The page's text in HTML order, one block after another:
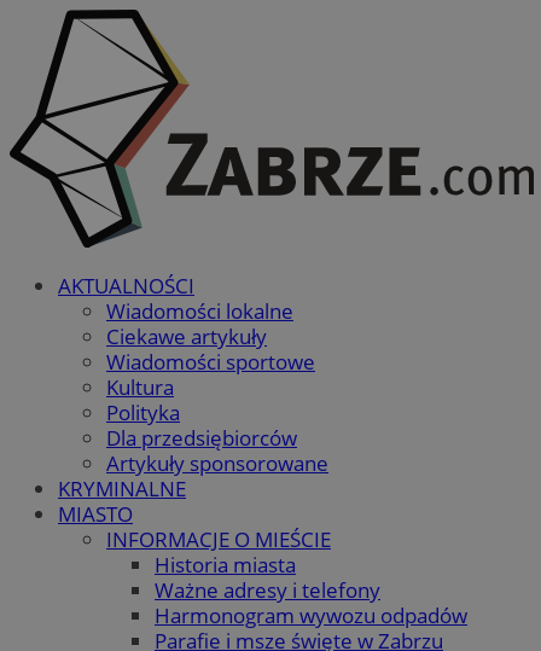
AKTUALNOŚCI
Wiadomości lokalne
Ciekawe artykuły
Wiadomości sportowe
Kultura
Polityka
Dla przedsiębiorców
Artykuły sponsorowane
KRYMINALNE
MIASTO
INFORMACJE O MIEŚCIE
Historia miasta
Ważne adresy i telefony
Harmonogram wywozu odpadów
Parafie i msze święte w Zabrzu